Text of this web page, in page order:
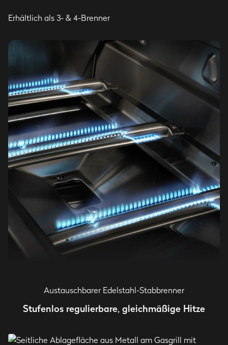
Erhältlich als 3- & 4-Brenner
Austauschbarer Edelstahl-Stabbrenner
Stufenlos regulierbare, gleichmäßige Hitze